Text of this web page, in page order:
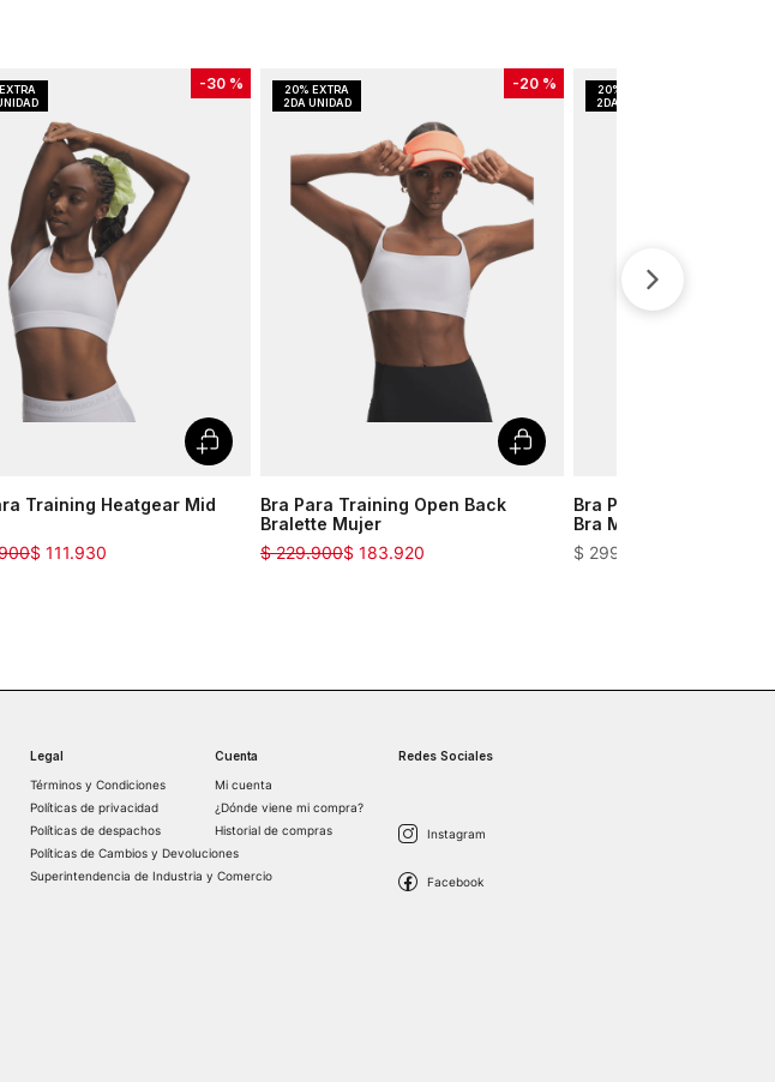
-30 %
Training Heatgear Mid
$ 111.930
-20 %
Bra Para Training Open Back
Bralette Mujer
$ 183.920
$ 229.900
Bra Para Training
Bra Mujer
$ 299
Legal
Términos y Condiciones
Políticas de privacidad
Políticas de despachos
Políticas de Cambios y Devoluciones
Superintendencia de Industria y Comercio
Cuenta
Mi cuenta
¿Dónde viene mi compra?
Historial de compras
Redes Sociales